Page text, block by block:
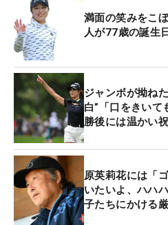
満面の笑みをこ
人が77歳の誕生
ジャンボが拗ね
白”「口をきい
勝後には温かい
原英莉花には「
いたいよ、ハハ
子たちにかける